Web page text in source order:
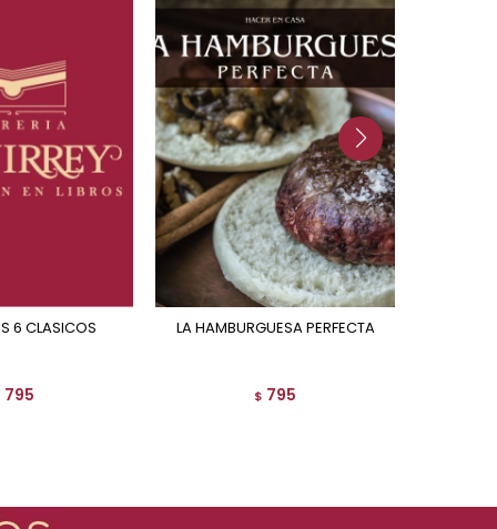
6 CLASICOS
795
LA HAMBURGUESA PERFECTA
$ 795